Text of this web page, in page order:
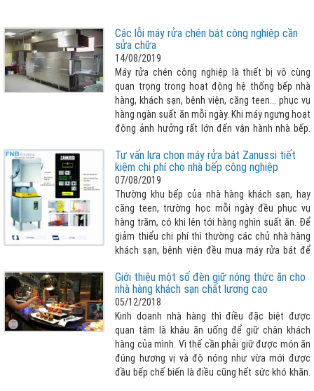
Các lỗi máy rửa chén bát công nghiệp cần
sửa chữa
14/08/2019
Máy rửa chén công nghiệp là thiết bị vô cùng
quan trọng trong hoạt động hệ thống bếp nhà
hàng, khách sạn, bệnh viện, căng teen... phục vụ
hàng ngàn suất ăn mỗi ngày. Khi máy ngưng hoạt
động ảnh hưởng rất lớn đến vận hành nhà bếp.
chén công nghiệp để khắc phục sớm ? Bài viết
sau đây giúp khách hàng nhận biết cần tham
khảo thêm :
Tư vấn lựa chọn máy rửa bát Zanussi tiết
kiệm chi phí cho nhà bếp công nghiệp
07/08/2019
Thường khu bếp của nhà hàng khách sạn, hay
căng teen, trường học mỗi ngày đều phục vụ
hàng trăm, có khi lên tới hàng nghìn suất ăn. Để
giảm thiểu chi phí thì thường các chủ nhà hàng
khách sạn, bệnh viện đều mua máy rửa bát để
bếp khác cần phải rửa sạch mỗi ngày. Nhưng lựa
chọn máy rửa bát như thế nào cho phù hợp với
bài toán vừa tiết kiệm chi phí tối đa nhất có thể
vừa đảm bảo vệ sinh sạch sẽ chén bát , nhanh
chóng, dễ dàng thao tác... FNB Solutions xin giới
thiệu dòng máy rửa bát công nghiệp Zanussi
chính là một trong những lời giải vô cùng hợp lý
cho vấn đề mà doanh nghiệp đang gặp phải !
Giới thiệu một số đèn giữ nóng thức ăn cho
nhà hàng khách sạn chất lượng cao
05/12/2018
Kinh doanh nhà hàng thì điều đặc biệt được
quan tâm là khâu ăn uống để giữ chân khách
hàng của mình. Vì thế cần phải giữ được món ăn
đúng hương vị và độ nóng như vừa mới được
đầu bếp chế biến là điều cũng hết sức khó khăn.